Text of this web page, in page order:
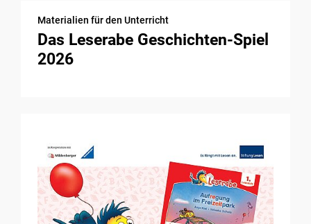
Materialien für den Unterricht
Das Leserabe Geschichten-Spiel
2026